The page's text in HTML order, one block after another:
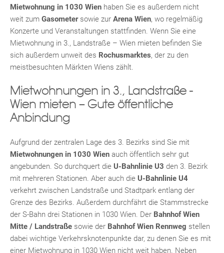
KLIS
Mietwohnung in 1030 Wien haben Sie es außerdem nicht
weit zum Gasometersowie zur Arena Wien, wo regelmäßig
Konzerte und Veranstaltungen stattfinden. Wenn Sie eine
Mietwohnung in 3., Landstraße – Wien mieten befinden Sie
sich außerdem unweit des Rochusmarktes, der zu den
meistbesuchten Märkten Wiens zählt.
Mietwohnungen in 3., Landstraße -
Wien mieten – Gute öffentliche
Anbindung
Aufgrund der zentralen Lage des 3. Bezirks sind Sie mit
Mietwohnungen in 1030 Wien auch öffentlich sehr gut
angebunden. So durchquert die U-Bahnlinie U3 den 3. Bezirk
mit mehreren Stationen. Aber auch die U-Bahnlinie U4
verkehrt zwischen Landstraße und Stadtpark entlang der
Grenze des Bezirks. Außerdem durchfährt die Stammstrecke
der S-Bahn drei Stationen in 1030 Wien. Der Bahnhof Wien
Mitte / Landstraße sowie der Bahnhof Wien Rennweg stellen
dabei wichtige Verkehrsknotenpunkte dar, zu denen Sie es mit
einer Mietwohnung in 1030 Wien nicht weit haben. Neben